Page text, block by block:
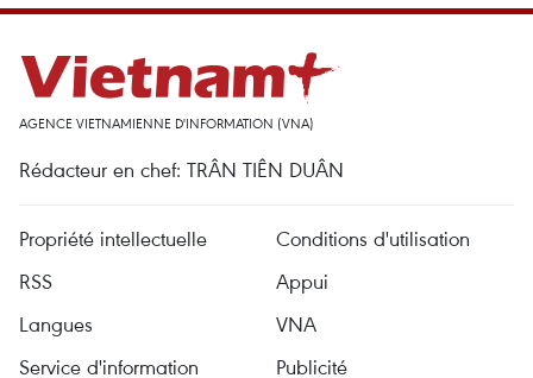
AGENCE VIETNAMIENNE D'INFORMATION (VNA)
Rédacteur en chef: TRÂN TIÊN DUÂN
Propriété intellectuelle
Conditions d'utilisation
RSS
Appui
Langues
VNA
Service d'information
Publicité